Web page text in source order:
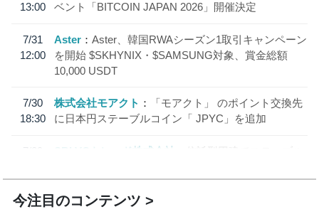
13:00 ベント「BITCOIN JAPAN 2026」開催決定
7/31
12:00
Aster
Aster、韓国RWAシーズン1取引キャンペーン
を開始 $SKHYNIX・$SAMSUNG対象、賞金総額
10,000 USDT
7/30
18:30
株式会社モアクト
「モアクト」 のポイント交換先
に日本円ステーブルコイン「 JPYC」を追加
7/29
SBI VCトレード株式会社
信託型円建てステーブル
今注目のコンテンツ